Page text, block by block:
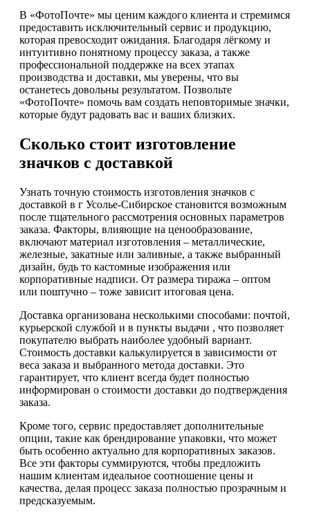
В «ФотоПочте» мы ценим каждого клиента и стремимся
предоставить исключительный сервис и продукцию,
которая превосходит ожидания. Благодаря лёгкому и
интуитивно понятному процессу заказа, а также
профессиональной поддержке на всех этапах
производства и доставки, мы уверены, что вы
останетесь довольны результатом. Позвольте
«ФотоПочте» помочь вам создать неповторимые значки,
которые будут радовать вас и ваших близких.
Сколько стоит изготовление
значков с доставкой
Узнать точную стоимость изготовления значков с
доставкой в г Усолье-Сибирское становится возможным
после тщательного рассмотрения основных параметров
заказа. Факторы, влияющие на ценообразование,
включают материал изготовления – металлические,
железные, закатные или заливные, а также выбранный
дизайн, будь то кастомные изображения или
корпоративные надписи. От размера тиража – оптом
или поштучно – тоже зависит итоговая цена.
Доставка организована несколькими способами: почтой,
курьерской службой и в пункты выдачи , что позволяет
покупателю выбрать наиболее удобный вариант.
Стоимость доставки калькулируется в зависимости от
веса заказа и выбранного метода доставки. Это
гарантирует, что клиент всегда будет полностью
информирован о стоимости доставки до подтверждения
заказа.
Кроме того, сервис предоставляет дополнительные
опции, такие как брендирование упаковки, что может
быть особенно актуально для корпоративных заказов.
Все эти факторы суммируются, чтобы предложить
нашим клиентам идеальное соотношение цены и
качества, делая процесс заказа полностью прозрачным и
предсказуемым.